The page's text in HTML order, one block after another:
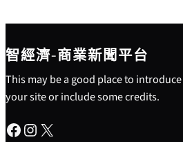
智經濟-商業新聞平台
This may be a good place to
your site or include some credits.
Facebook Instagram X